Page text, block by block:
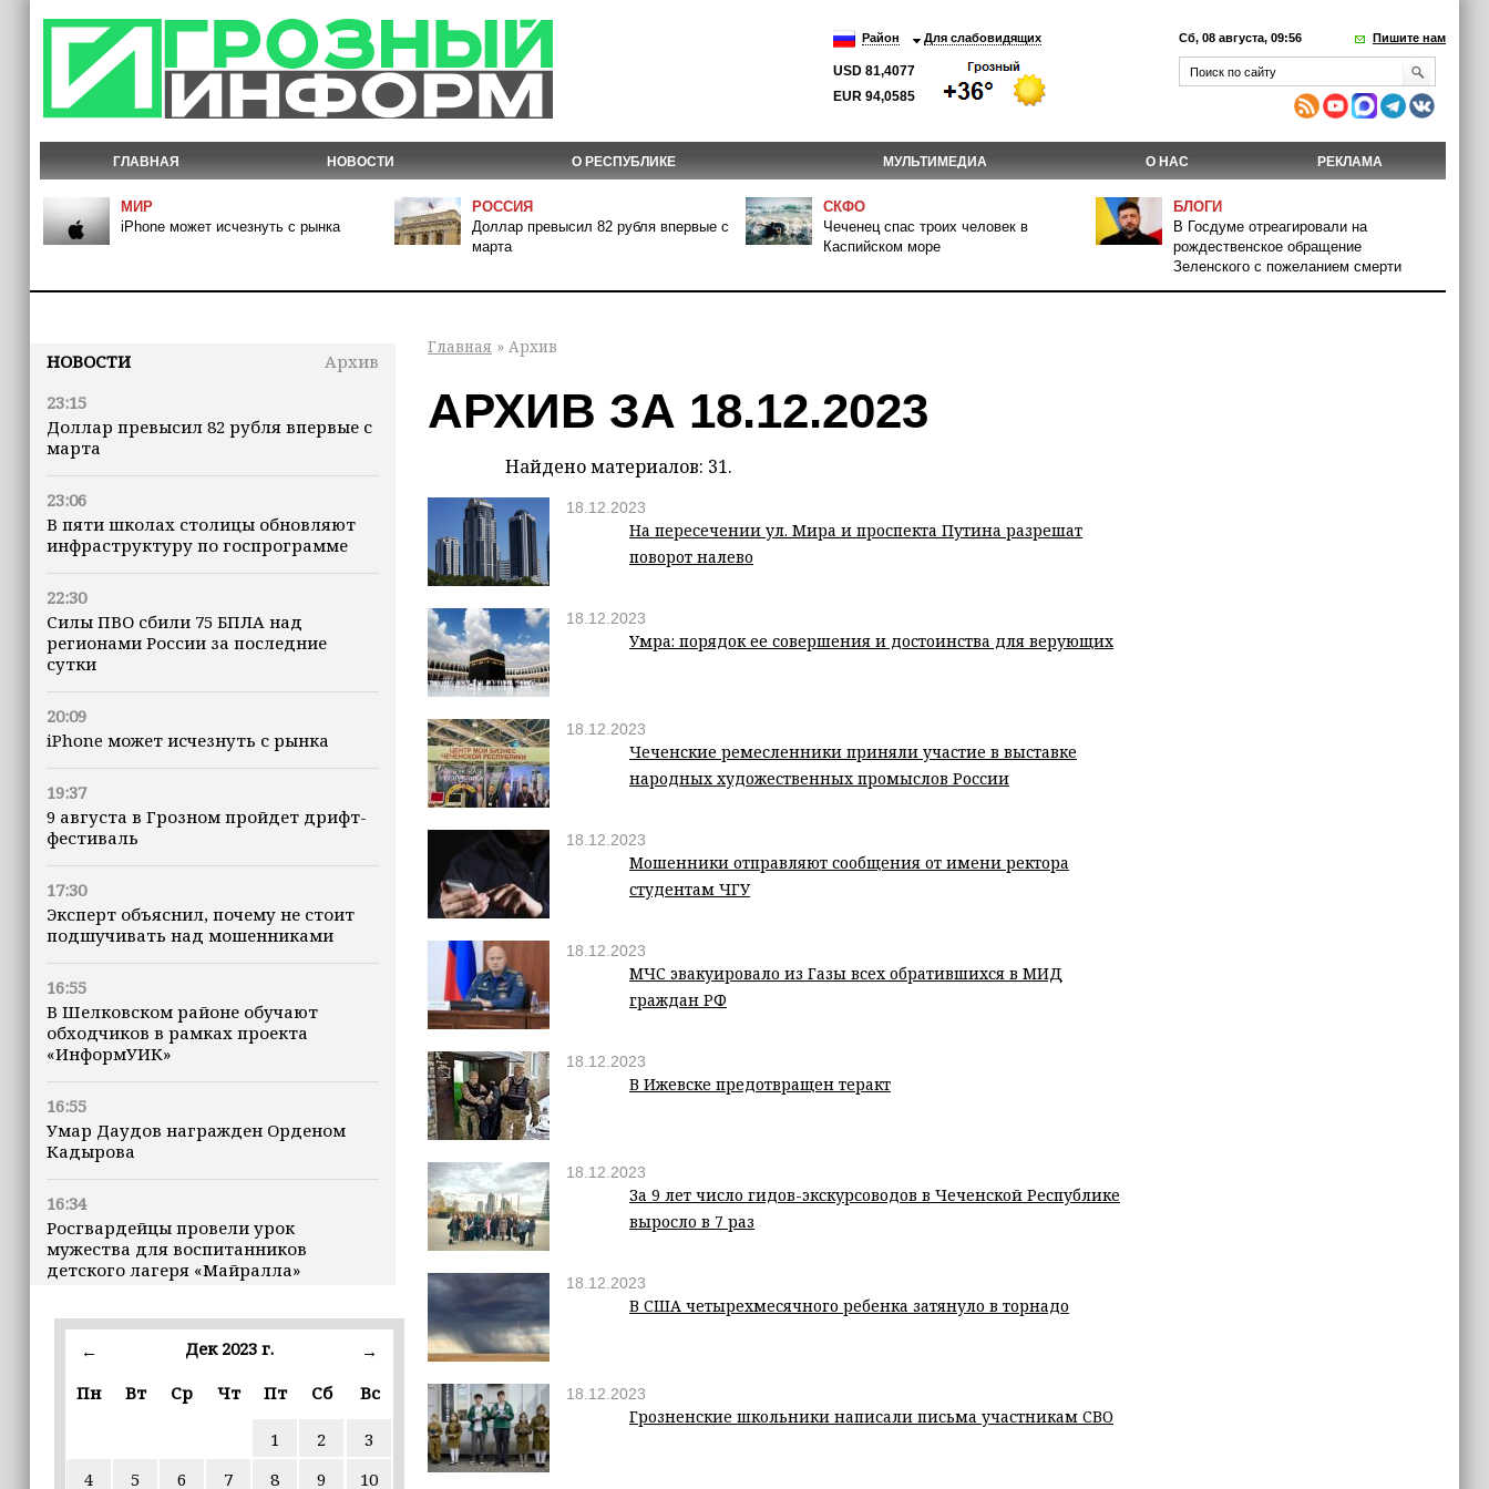
Район Для слабовидящих
USD 81,4077
EUR 94,0585
Сб, 08 августа, 09:56 Пишите нам
ГЛАВНАЯ НОВОСТИ О РЕСПУБЛИКЕ МУЛЬТИМЕДИА О НАС РЕКЛАМА
МИР
iPhone может исчезнуть с рынка
РОССИЯ
Доллар превысил 82 рубля впервые с
марта
СКФО
Чеченец спас троих человек в
Каспийском море
БЛОГИ
В Госдуме отреагировали на
рождественское обращение
Зеленского с пожеланием смерти
НОВОСТИ
Архив
23:15
Доллар превысил 82 рубля впервые с
марта
23:06
В пяти школах столицы обновляют
инфраструктуру по госпрограмме
22:30
Силы ПВО сбили 75 БПЛА над
регионами России за последние
сутки
20:09
iPhone может исчезнуть с рынка
19:37
9 августа в Грозном пройдет дрифт-
фестиваль
17:30
Эксперт объяснил, почему не стоит
подшучивать над мошенниками
16:55
В Шелковском районе обучают
обходчиков в рамках проекта
«ИнформУИК»
16:55
Умар Даудов награжден Орденом
Кадырова
16:34
Росгвардейцы провели урок
мужества для воспитанников
детского лагеря «Майралла»
16:30
Дмитрий Чернышенко: Внутренний
въездной — на 20,1%
← Дек 2023 г.
→
Пн
Вт Ср Чт Пт Сб Вс
1 2
3
4
5 6 7 8 9 10
Главная » Архив
АРХИВ ЗА 18.12.2023
Найдено материалов: 31.
18.12.2023
На пересечении ул. Мира и проспекта Путина разрешат
поворот налево
18.12.2023
Умра: порядок ее совершения и достоинства для верующих
18.12.2023
Чеченские ремесленники приняли участие в выставке
народных художественных промыслов России
18.12.2023
Мошенники отправляют сообщения от имени ректора
студентам ЧГУ
18.12.2023
МЧС эвакуировало из Газы всех обратившихся в МИД
граждан РФ
18.12.2023
В Ижевске предотвращен теракт
18.12.2023
За 9 лет число гидов-экскурсоводов в Чеченской Республике
выросло в 7 раз
18.12.2023
В США четырехмесячного ребенка затянуло в торнадо
18.12.2023
Грозненские школьники написали письма участникам СВО